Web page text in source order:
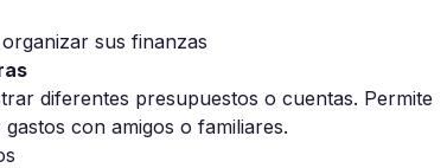
sus finanzas
diferentes presupuestos o cuentas. Permite
con amigos o familiares.